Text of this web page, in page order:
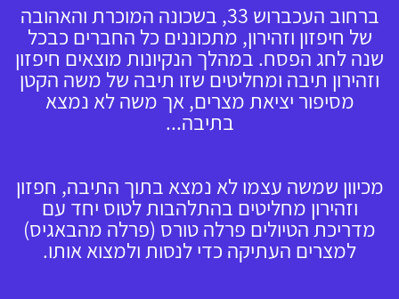
ברחוב העכברוש 33, בשכונה המוכרת והאהובה
של חיפזון וזהירון, מתכוננים כל החברים כבכל
שנה לחג הפסח. במהלך הנקיונות מוצאים חיפזון
וזהירון תיבה ומחליטים שזו תיבה של משה הקטן
מסיפור יציאת מצרים, אך משה לא נמצא
בתיבה...
מכיוון שמשה עצמו לא נמצא בתוך התיבה, חפזון
וזהירון מחליטים בהתלהבות לטוס יחד עם
מדריכת הטיולים פרלה טורס (פרלה מהבאגיס)
למצרים העתיקה כדי לנסות ולמצוא אותו.